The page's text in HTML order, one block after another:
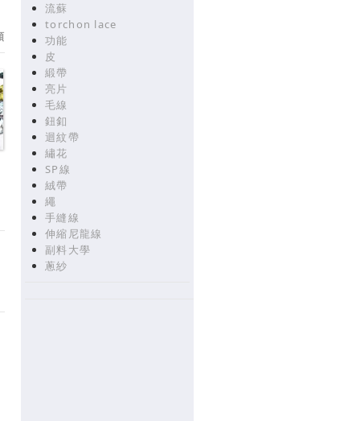
流蘇
torchon lace
功能
皮
緞帶
亮片
毛線
鈕釦
迴紋帶
繡花
SP線
絨帶
繩
手縫線
伸縮尼龍線
副料大學
蔥紗